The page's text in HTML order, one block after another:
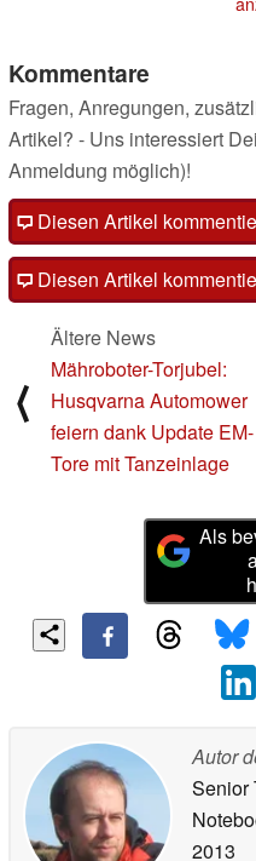
Kommentare
Fragen, Anregungen,
Artikel? - Uns interessiert
Anmeldung möglich)!
Diesen Artikel
Diesen Artikel
⟨
Ältere News
Mähroboter-Torjubel:
Husqvarna Automower
feiern dank Update EM-
Tore mit Tanzeinlage
Als
Autor
Senior
2013